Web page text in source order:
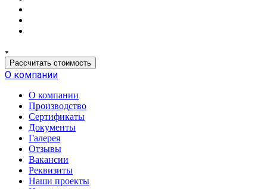
Рассчитать стоимость
О компании
О компании
Производство
Сертификаты
Документы
Галерея
Отзывы
Вакансии
Реквизиты
Наши проекты